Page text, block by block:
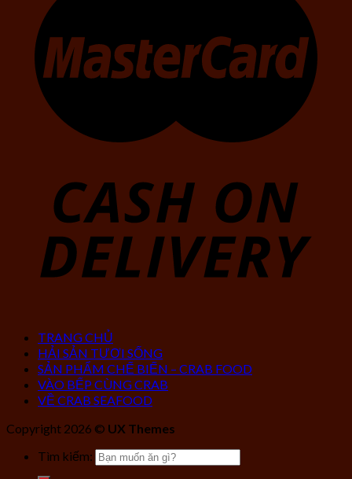
TRANG CHỦ
HẢI SẢN TƯƠI SỐNG
SẢN PHẨM CHẾ BIẾN – CRAB FOOD
VÀO BẾP CÙNG CRAB
VỀ CRAB SEAFOOD
Copyright 2026 © UX Themes
Tìm kiếm: